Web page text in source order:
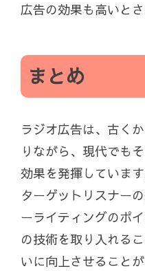
広告の効果も高いとさ
まとめ
ラジオ広告は、古く
りながら、現代でも
効果を発揮しています
ターゲットリスナー
ーライティングのポ
の技術を取り入れる
いに向上させることが